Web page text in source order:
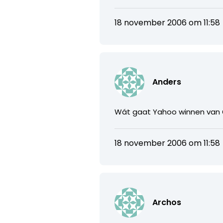
18 november 2006 om 11:58
Anders
Wát gaat Yahoo winnen van
18 november 2006 om 11:58
Archos